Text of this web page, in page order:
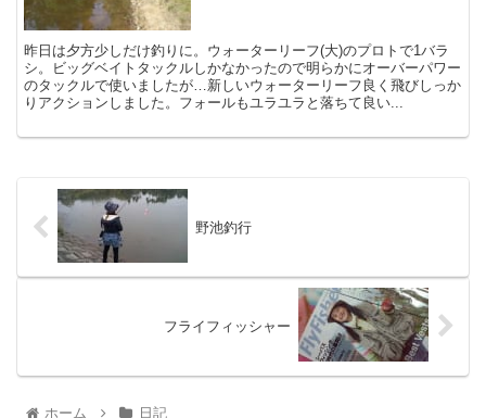
昨日は夕方少しだけ釣りに。ウォーターリーフ(大)のプロトで1バラ
シ。ビッグベイトタックルしかなかったので明らかにオーバーパワー
のタックルで使いましたが…新しいウォーターリーフ良く飛びしっか
りアクションしました。フォールもユラユラと落ちて良い...
野池釣行
フライフィッシャー
ホーム 日記